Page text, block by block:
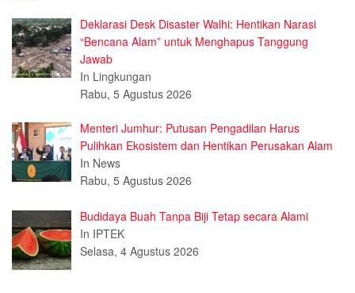
Deklarasi Desk Disaster Walhi: Hentikan Narasi
“Bencana Alam” untuk Menghapus Tanggung
Jawab
In Lingkungan
Rabu, 5 Agustus 2026
Menteri Jumhur: Putusan Pengadilan Harus
Pulihkan Ekosistem dan Hentikan Perusakan Alam
In News
Rabu, 5 Agustus 2026
Budidaya Buah Tanpa Biji Tetap secara Alami
In IPTEK
Selasa, 4 Agustus 2026